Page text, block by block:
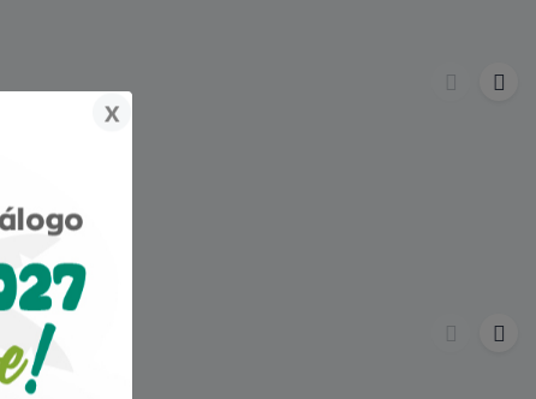
x
tarde.